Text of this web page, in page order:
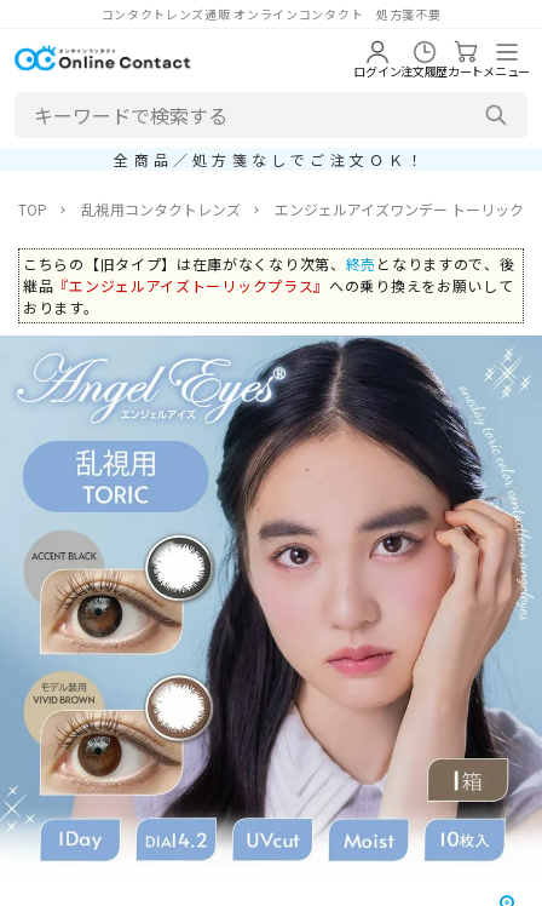
コンタクトレンズ通販 オンラインコンタクト 処方箋不要
ログイン注文履歴カートメニュー
全商品／処方箋なしでご注文ＯＫ！
TOP 乱視用コンタクトレンズ エンジェルアイズワンデー トーリック
こちらの【旧タイプ】は在庫がなくなり次第、 終売 となりますので、後
継品 『エンジェルアイズトーリックプラス』 への乗り換えをお願いして
おります。